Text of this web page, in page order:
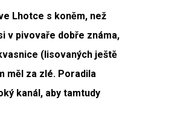
Lhotce s koněm, než
v pivovaře dobře známa,
(lisovaných ještě
měl za zlé. Poradila
kanál, aby tamtudy